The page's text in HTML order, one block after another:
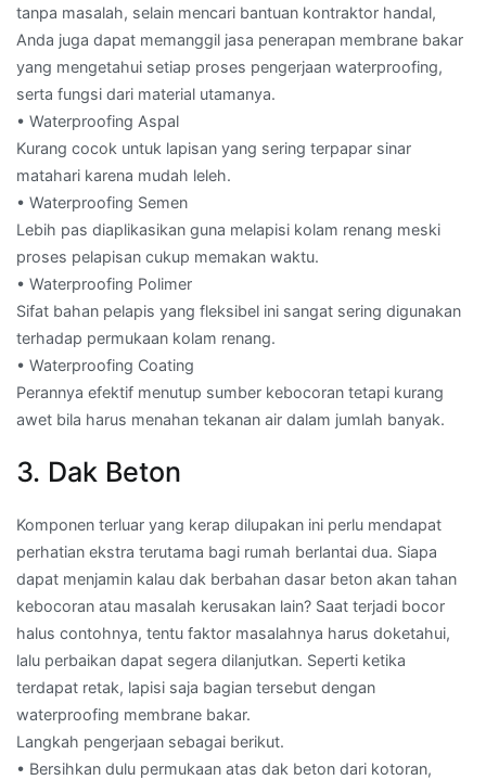
tanpa masalah, selain mencari bantuan kontraktor handal,
Anda juga dapat memanggil jasa penerapan membrane bakar
yang mengetahui setiap proses pengerjaan waterproofing,
serta fungsi dari material utamanya.
• Waterproofing Aspal
Kurang cocok untuk lapisan yang sering terpapar sinar
matahari karena mudah leleh.
• Waterproofing Semen
Lebih pas diaplikasikan guna melapisi kolam renang meski
proses pelapisan cukup memakan waktu.
• Waterproofing Polimer
Sifat bahan pelapis yang fleksibel ini sangat sering digunakan
terhadap permukaan kolam renang.
• Waterproofing Coating
Perannya efektif menutup sumber kebocoran tetapi kurang
awet bila harus menahan tekanan air dalam jumlah banyak.
3. Dak Beton
Komponen terluar yang kerap dilupakan ini perlu mendapat
perhatian ekstra terutama bagi rumah berlantai dua. Siapa
dapat menjamin kalau dak berbahan dasar beton akan tahan
kebocoran atau masalah kerusakan lain? Saat terjadi bocor
halus contohnya, tentu faktor masalahnya harus doketahui,
lalu perbaikan dapat segera dilanjutkan. Seperti ketika
terdapat retak, lapisi saja bagian tersebut dengan
waterproofing membrane bakar.
Langkah pengerjaan sebagai berikut.
• Bersihkan dulu permukaan atas dak beton dari kotoran,